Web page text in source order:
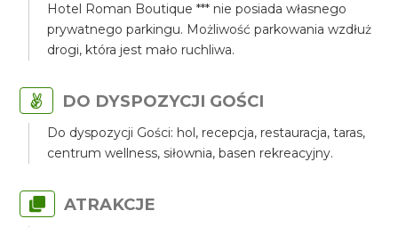
Hotel Roman Boutique *** nie posiada własnego
prywatnego parkingu. Możliwość parkowania wzdłuż
drogi, która jest mało ruchliwa.
DO DYSPOZYCJI GOŚCI
Do dyspozycji Gości: hol, recepcja, restauracja, taras,
centrum wellness, siłownia, basen rekreacyjny.
ATRAKCJE